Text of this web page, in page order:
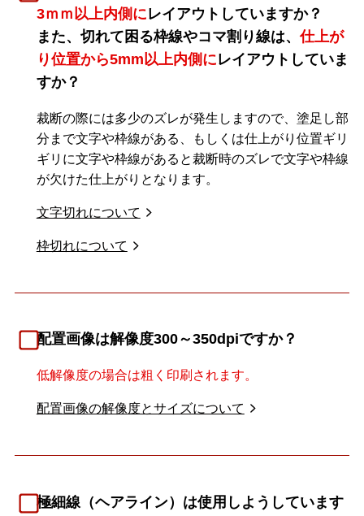
3ｍｍ以上内側にレイアウトしていますか？
また、切れて困る枠線やコマ割り線は、仕上が
り位置から5mm以上内側にレイアウトしていま
すか？
裁断の際には多少のズレが発生しますので、塗足し部
分まで文字や枠線がある、もしくは仕上がり位置ギリ
ギリに文字や枠線があると裁断時のズレで文字や枠線
が欠けた仕上がりとなります。
文字切れについて
枠切れについて
配置画像は解像度300～350dpiですか？
低解像度の場合は粗く印刷されます。
配置画像の解像度とサイズについて
極細線（ヘアライン）は使用しようしています